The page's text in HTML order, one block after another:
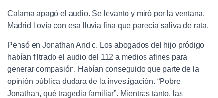
Calama apagó el audio. Se levantó y miró por la ventana.
Madrid llovía con esa lluvia fina que parecía saliva de rata.
Pensó en Jonathan Andic. Los abogados del hijo pródigo
habían filtrado el audio del 112 a medios afines para
generar compasión. Habían conseguido que parte de la
opinión pública dudara de la investigación. “Pobre
Jonathan, qué tragedia familiar”. Mientras tanto, las